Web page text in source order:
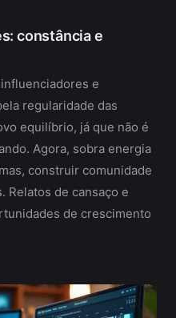
constância e
e
regularidade das
equilíbrio, já que não é
Agora, sobra energia
construir comunidade
Relatos de cansaço e
de crescimento